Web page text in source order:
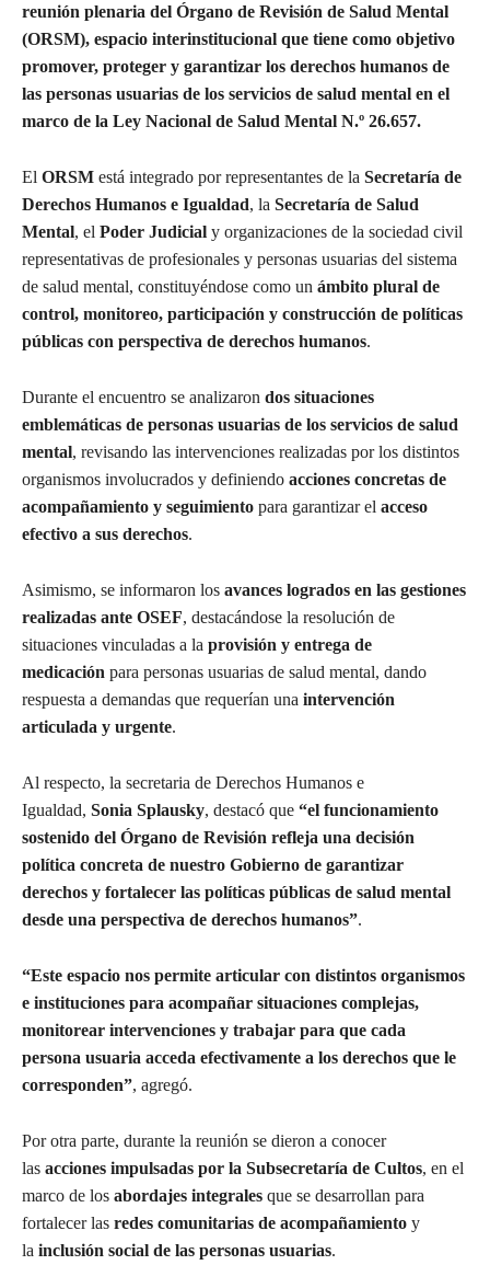
reunión plenaria del Órgano de Revisión de Salud Mental
(ORSM), espacio interinstitucional que tiene como objetivo
promover, proteger y garantizar los derechos humanos de
las personas usuarias de los servicios de salud mental en el
marco de la Ley Nacional de Salud Mental N.º 26.657.
El ORSM está integrado por representantes de la Secretaría de
Derechos Humanos e Igualdad, la Secretaría de Salud
Mental, el Poder Judicial y organizaciones de la sociedad civil
representativas de profesionales y personas usuarias del sistema
de salud mental, constituyéndose como un ámbito plural de
control, monitoreo, participación y construcción de políticas
públicas con perspectiva de derechos humanos.
Durante el encuentro se analizaron dos situaciones
emblemáticas de personas usuarias de los servicios de salud
mental, revisando las intervenciones realizadas por los distintos
organismos involucrados y definiendo acciones concretas de
acompañamiento y seguimiento para garantizar el acceso
efectivo a sus derechos.
Asimismo, se informaron los avances logrados en las gestiones
realizadas ante OSEF, destacándose la resolución de
situaciones vinculadas a la provisión y entrega de
medicación para personas usuarias de salud mental, dando
respuesta a demandas que requerían una intervención
articulada y urgente.
Al respecto, la secretaria de Derechos Humanos e
Igualdad, Sonia Splausky, destacó que “el funcionamiento
sostenido del Órgano de Revisión refleja una decisión
política concreta de nuestro Gobierno de garantizar
derechos y fortalecer las políticas públicas de salud mental
desde una perspectiva de derechos humanos”.
“Este espacio nos permite articular con distintos organismos
e instituciones para acompañar situaciones complejas,
monitorear intervenciones y trabajar para que cada
persona usuaria acceda efectivamente a los derechos que le
corresponden”, agregó.
Por otra parte, durante la reunión se dieron a conocer
las acciones impulsadas por la Subsecretaría de Cultos, en el
marco de los abordajes integrales que se desarrollan para
fortalecer las redes comunitarias de acompañamiento y
la inclusión social de las personas usuarias.